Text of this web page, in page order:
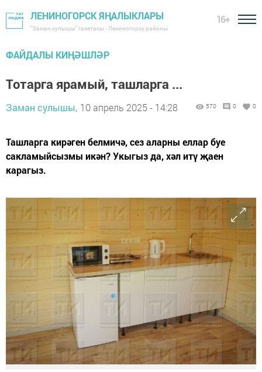
ЛЕНИНОГОРСК ЯҢАЛЫКЛАРЫ
"Заман сулышы" газетасы - Лениногорск районы
16+
ФАЙДАЛЫ КИҢӘШЛӘР
Тотарга ярамый, ташларга ...
Заман сулышы, 10 апрель 2025 - 14:28 570 0 0
Ташларга кирәген белмичә, сез аларны еллар буе
сакламыйсызмы икән? Укыгыз да, хәл итү җаен
карагыз.